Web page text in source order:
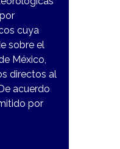
cuya
sobre el
México,
directos al
acuerdo
por